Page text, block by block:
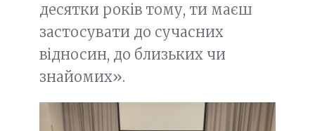
десятки років тому, ти маєш
застосувати до сучасних
відносин, до близьких чи
знайомих».